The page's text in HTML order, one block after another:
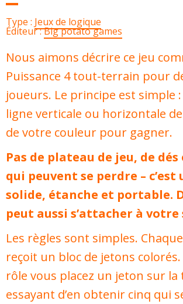
Type : Jeux de logique
Éditeur :Big potato games
Nous aimons décrire ce jeu
Puissance 4 tout-terrain pour
joueurs. Le principe est simple
ligne verticale ou horizontale
de votre couleur pour gagner.
Pas de plateau de jeu, de
qui peuvent se perdre – c’est
solide, étanche et portable.
peut aussi s’attacher à votre
Les règles sont simples.
reçoit un bloc de jetons
rôle vous placez un jeton sur la
essayant d’en obtenir cinq qui